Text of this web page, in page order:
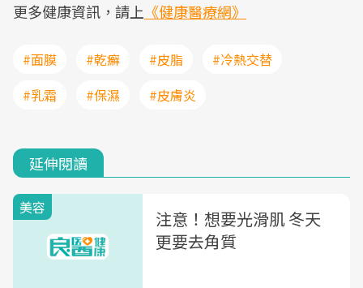
更多健康資訊，請上 《健康醫療網》
#面膜 #乾癬 #皮脂
#冷熱交替
#乳霜
#保濕 #皮膚炎
延伸閱讀
美容
注意！想要光滑肌 冬天
更要去角質